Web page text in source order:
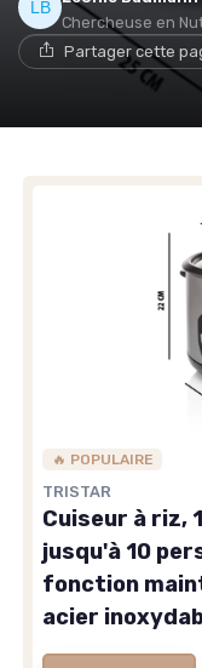
Chercheuse en
Partager cette
🔥 POPULAIRE
TRISTAR
Cuiseur à riz,
jusqu'à 10
fonction
acier